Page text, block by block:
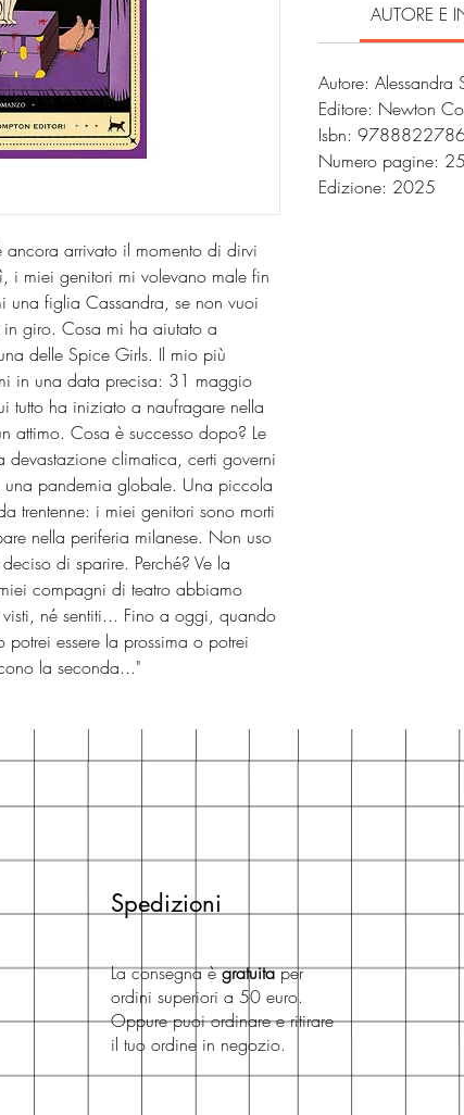
arrivato il momento di dirvi
i miei genitori mi volevano male fin
figlia Cassandra, se non vuoi
giro. Cosa mi ha aiutato a
delle Spice Girls. Il mio più
in una data precisa: 31 maggio
tutto ha iniziato a naufragare nella
attimo. Cosa è successo dopo? Le
devastazione climatica, certi governi
una pandemia globale. Una piccola
trentenne: i miei genitori sono morti
nella periferia milanese. Non uso
di sparire. Perché? Ve la
compagni di teatro abbiamo
né sentiti... Fino a oggi, quando
essere la prossima o potrei
la seconda..."
AUTORE E
Autore: Alessandra
Editore: Newton
Isbn:
Numero pagine:
Edizione: 2025
Spedizioni
La consegna ègratuitaper
ordini superiori a 50 euro.
Oppure puoi ordinare e ritirare
il tuo ordine in negozio.